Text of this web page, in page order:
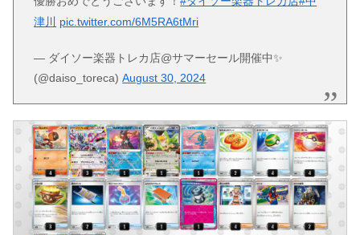
津川
pic.twitter.com/6M5RA6tMri
— ダイソー楽器トレカ店@サマーセール開催中✨
(@daiso_toreca)August 30, 2024